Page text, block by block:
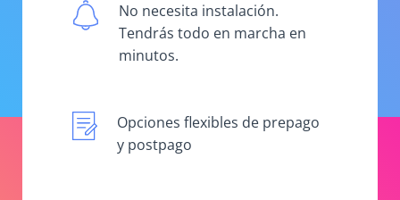
No necesita instalación.
Tendrás todo en marcha en
minutos.
Opciones flexibles de prepago
y postpago